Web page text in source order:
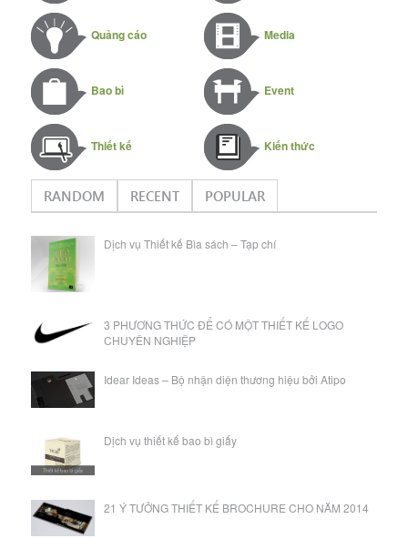
Quảng cáo
Bao bì
Thiết kế
Media
Event
Kiến thức
RANDOM RECENT POPULAR
Dịch vụ Thiết kế Bìa sách – Tạp chí
3 PHƯƠNG THỨC ĐỂ CÓ MỘT THIẾT KẾ LOGO
CHUYÊN NGHIỆP
Idear Ideas – Bộ nhận diện thương hiệu bởi Atipo
Dịch vụ thiết kế bao bì giấy
21 Ý TƯỞNG THIẾT KẾ BROCHURE CHO NĂM 2014